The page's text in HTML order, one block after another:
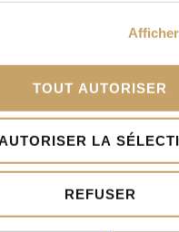
TOUT AUTORISER
LA
REFUSER
Abonnieren
unseren
Newsletter!
Sie in Kontakt, um nützliche
und Informationen zu